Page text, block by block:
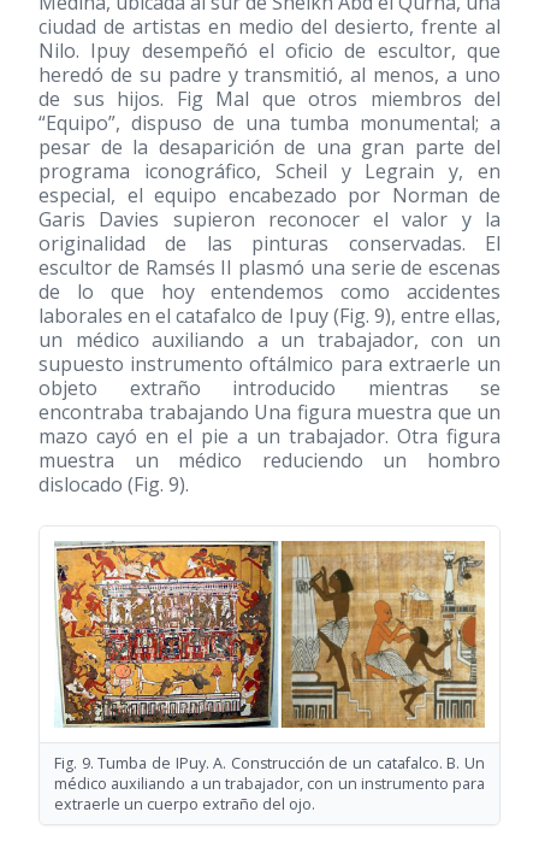
ciudad de artistas en medio del desierto, frente al
Nilo. Ipuy desempeñó el oficio de escultor, que
heredó de su padre y transmitió, al menos, a uno
de sus hijos. Fig Mal que otros miembros del
“Equipo”, dispuso de una tumba monumental; a
pesar de la desaparición de una gran parte del
programa iconográfico, Scheil y Legrain y, en
especial, el equipo encabezado por Norman de
Garis Davies supieron reconocer el valor y la
originalidad de las pinturas conservadas. El
escultor de Ramsés II plasmó una serie de escenas
de lo que hoy entendemos como accidentes
laborales en el catafalco de Ipuy (Fig. 9), entre ellas,
un médico auxiliando a un trabajador, con un
supuesto instrumento oftálmico para extraerle un
objeto extraño introducido mientras se
encontraba trabajando Una figura muestra que un
mazo cayó en el pie a un trabajador. Otra figura
muestra un médico reduciendo un hombro
dislocado (Fig. 9).
Fig. 9. Tumba de IPuy. A. Construcción de un catafalco. B. Un
médico auxiliando a un trabajador, con un instrumento para
extraerle un cuerpo extraño del ojo.